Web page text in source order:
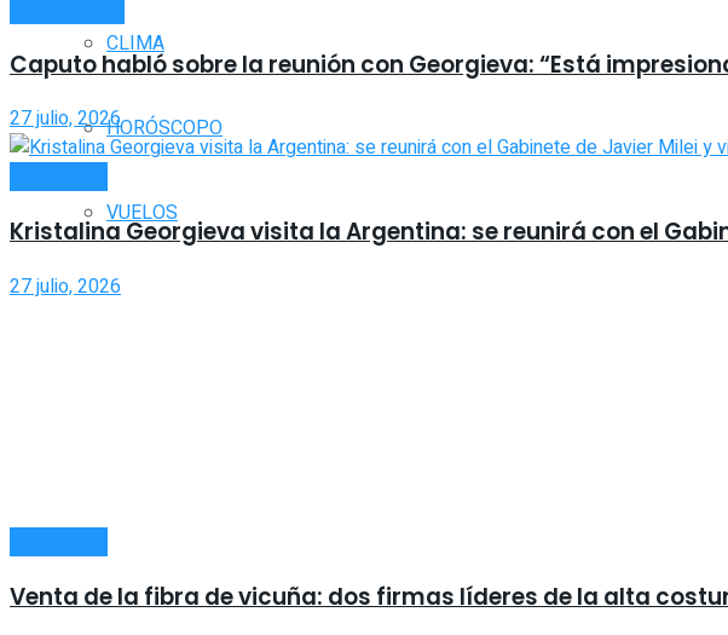
CLIMA
HORÓSCOPO
VUELOS
Caputo habló sobre la reunión con Georgieva: “Está
27 julio, 2026
Kristalina Georgieva visita la Argentina: se reunirá con el
27 julio, 2026
Venta de la fibra de vicuña: dos firmas líderes de la alta